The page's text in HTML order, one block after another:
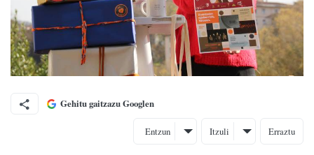
Gehitu gaitzazu Googlen
Entzun Itzuli Erraztu